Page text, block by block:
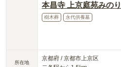
所在地
本昌寺 上京庭苑みのり
樹木葬 永代供養墓
京都府 /京都市上京区